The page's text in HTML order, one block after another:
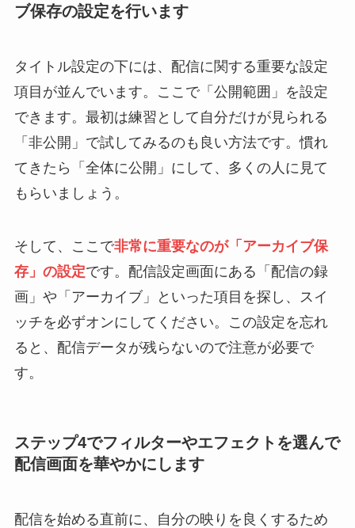
ブ保存の設定を行います
タイトル設定の下には、配信に関する重要な設定
項目が並んでいます。ここで「公開範囲」を設定
できます。最初は練習として自分だけが見られる
「非公開」で試してみるのも良い方法です。慣れ
てきたら「全体に公開」にして、多くの人に見て
もらいましょう。
そして、ここで非常に重要なのが「アーカイブ保
存」の設定です。配信設定画面にある「配信の録
画」や「アーカイブ」といった項目を探し、スイ
ッチを必ずオンにしてください。この設定を忘れ
ると、配信データが残らないので注意が必要で
す。
ステップ4でフィルターやエフェクトを選んで
配信画面を華やかにします
配信を始める直前に、自分の映りを良くするため